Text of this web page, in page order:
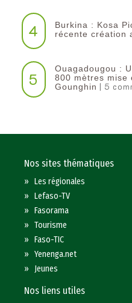
4
Burkina : Kosa
récente création
5
Ouagadougou :
800 mètres mise
Gounghin
| 5
Nos sites thématiques
»Les régionales
»Lefaso-TV
»Fasorama
»Tourisme
»Faso-TIC
»Yenenga.net
» Jeunes
Nos liens utiles